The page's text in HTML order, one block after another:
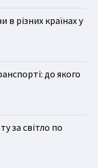
в різних країнах у
до якого
за світло по